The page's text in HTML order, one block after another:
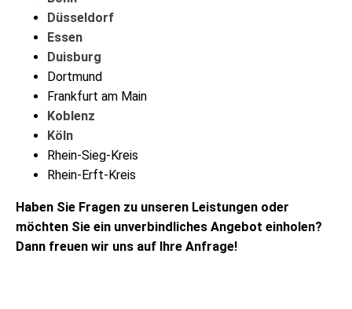
Düsseldorf
Essen
Duisburg
Dortmund
Frankfurt am Main
Koblenz
Köln
Rhein-Sieg-Kreis
Rhein-Erft-Kreis
Haben Sie Fragen zu unseren Leistungen oder
möchten Sie ein unverbindliches Angebot einholen?
Dann freuen wir uns auf Ihre Anfrage!